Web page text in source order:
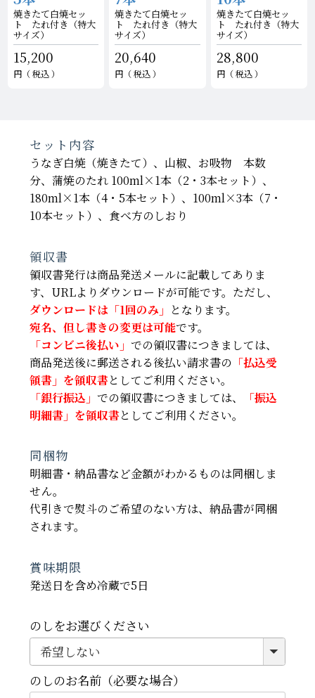
焼きたて白焼セッ
ト たれ付き （特大
サイズ）
15,200
税込
焼きたて白焼セッ
ト たれ付き （特大
サイズ）
20,640
税込
焼きたて白焼セッ
ト たれ付き （特大
サイズ）
28,800
税込
セット内容
うなぎ白焼（焼きたて）、山椒、お吸物 本数
分、蒲焼のたれ 100ml×1本（2・3本セット）、
180ml×1本（4・5本セット）、100ml×3本（7・
10本セット）、食べ方のしおり
領収書
領収書発行は商品発送メールに記載してありま
す、URLよりダウンロードが可能です。ただし、
ダウンロードは「1回のみ」 となります。
宛名、但し書きの変更は可能です。
「コンビニ後払い」 での領収書につきましては、
商品発送後に郵送される後払い請求書の 「払込受
領書」を領収書としてご利用ください。
「銀行振込」 での領収書につきましては、
「振込
明細書」を領収書としてご利用ください。
同梱物
明細書・納品書など金額がわかるものは同梱しま
せん。
代引きで熨斗のご希望のない方は、納品書が同梱
されます。
賞味期限
発送日を含め冷蔵で5日
のしをお選びください
のしのお名前（必要な場合）